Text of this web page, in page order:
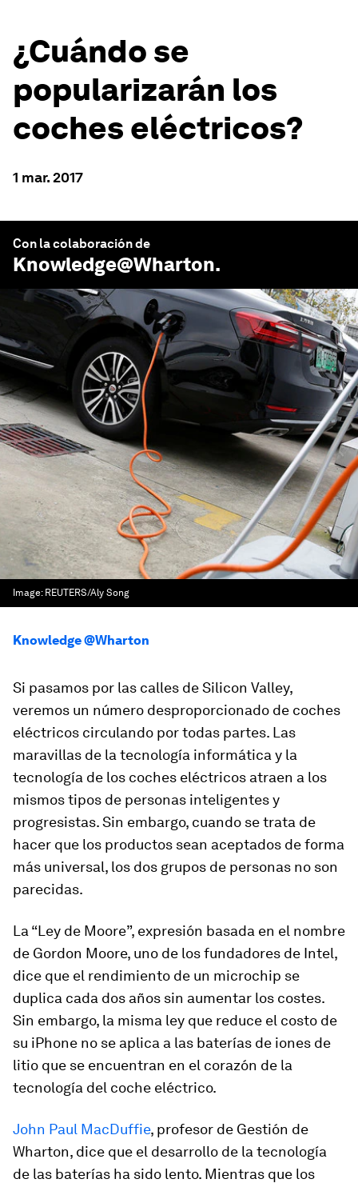
¿Cuándo se
popularizarán los
coches eléctricos?
1 mar. 2017
Con la colaboración de
Knowledge@Wharton.
Image: REUTERS/Aly Song
Knowledge @Wharton
Si pasamos por las calles de Silicon Valley,
veremos un número desproporcionado de coches
eléctricos circulando por todas partes. Las
maravillas de la tecnología informática y la
tecnología de los coches eléctricos atraen a los
mismos tipos de personas inteligentes y
progresistas. Sin embargo, cuando se trata de
hacer que los productos sean aceptados de forma
más universal, los dos grupos de personas no son
parecidas.
La “Ley de Moore”, expresión basada en el nombre
de Gordon Moore, uno de los fundadores de Intel,
dice que el rendimiento de un microchip se
duplica cada dos años sin aumentar los costes.
Sin embargo, la misma ley que reduce el costo de
su iPhone no se aplica a las baterías de iones de
litio que se encuentran en el corazón de la
tecnología del coche eléctrico.
John Paul MacDuffie, profesor de Gestión de
Wharton, dice que el desarrollo de la tecnología
de las baterías ha sido lento. Mientras que los